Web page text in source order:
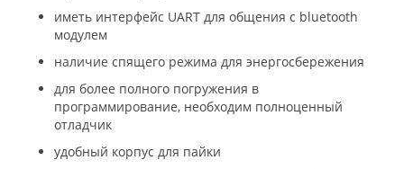
иметь интерфейс UART для общения с bluetooth
модулем
наличие спящего режима для энергосбережения
для более полного погружения в
программирование, необходим полноценный
отладчик
удобный корпус для пайки